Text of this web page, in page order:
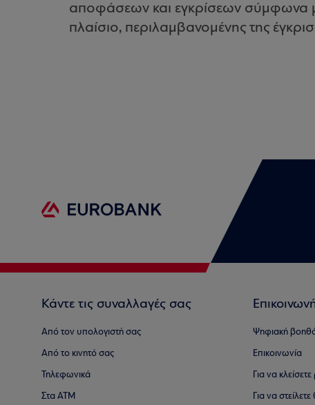
αποφάσεων και εγκρίσεων σύμφωνα με
πλαίσιο, περιλαμβανομένης της
Κάντε τις συναλλαγές σας
Από τον υπολογιστή σας
Από το κινητό σας
Τηλεφωνικά
Στα ΑΤΜ
Ψηφιακή
Επικοινωνία
Για να
Για να